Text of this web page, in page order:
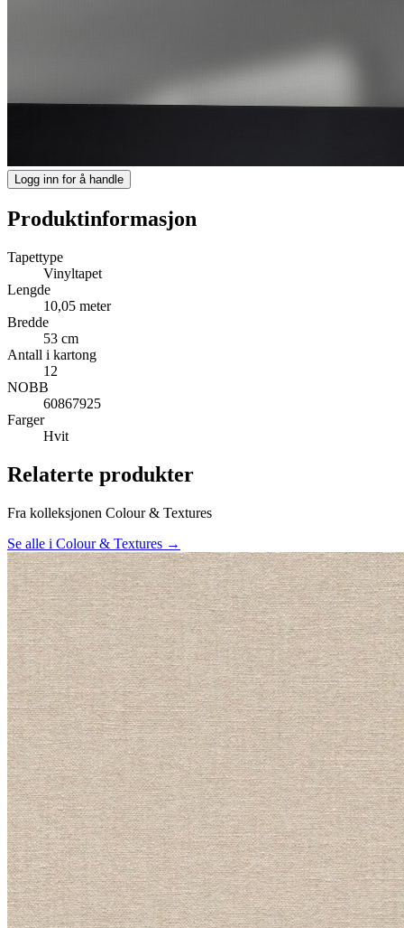
Logg inn for å handle
Produktinformasjon
Tapettype
Vinyltapet
Lengde
10,05 meter
Bredde
53 cm
Antall i kartong
12
NOBB
60867925
Farger
Hvit
Relaterte produkter
Fra kolleksjonen Colour & Textures
Se alle i Colour & Textures →